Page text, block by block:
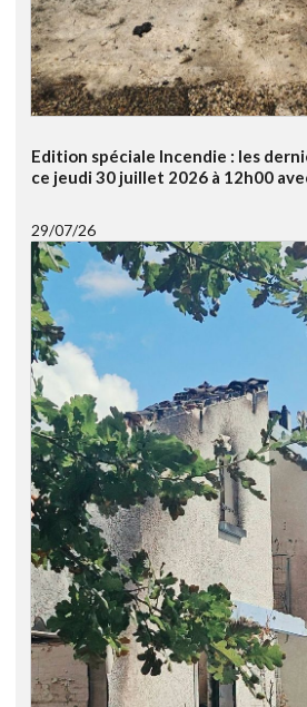
Edition spéciale Incendie : les
ce jeudi 30 juillet 2026 à 12h00
29/07/26